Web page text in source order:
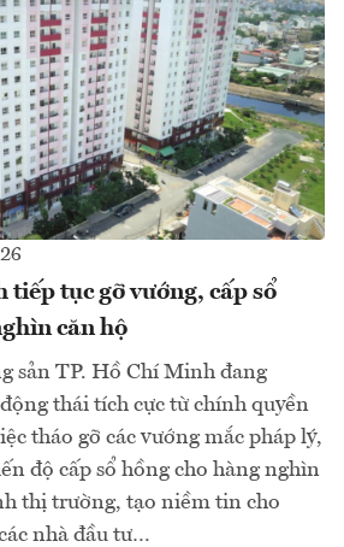
tiếp tục gỡ vướng, cấp sổ
căn hộ
sản TP. Hồ Chí Minh đang
thái tích cực từ chính quyền
tháo gỡ các vướng mắc pháp lý,
độ cấp sổ hồng cho hàng nghìn
thị trường, tạo niềm tin cho
nhà đầu tư…